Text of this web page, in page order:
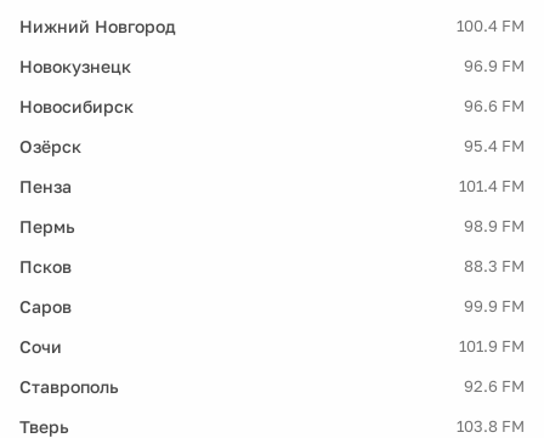
Нижний Новгород 100.4 FM
Новокузнецк 96.9 FM
Новосибирск 96.6 FM
Озёрск 95.4 FM
Пенза 101.4 FM
Пермь 98.9 FM
Псков 88.3 FM
Саров 99.9 FM
Сочи 101.9 FM
Ставрополь 92.6 FM
Тверь 103.8 FM